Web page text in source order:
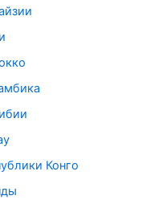
Конго